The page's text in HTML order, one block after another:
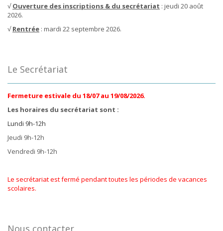
√Ouverture des inscriptions & du secrétariat : jeudi 20 août
2026.
√Rentrée : mardi 22 septembre 2026.
Le Secrétariat
Fermeture estivale du 18/07 au 19/08/2026.
Les horaires du secrétariat sont :
Lundi 9h-12h
Jeudi 9h-12h
Vendredi 9h-12h
Le secrétariat est fermé pendant toutes les périodes de vacances
scolaires.